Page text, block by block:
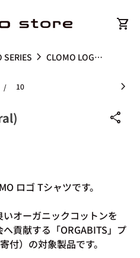
カー
shopping_cart
SERIES chevron_right CLOMO LOGO (Natural)
ズ
/ 10 chevron_right
share
ロゴ Tシャツです。
オーガニックコットンを
貢献する「ORGABITS」プ
付） の対象製品です。